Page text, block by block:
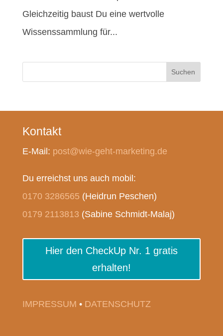
Gleichzeitig baust Du eine wertvolle
Wissenssammlung für...
Suchen
Kontakt
E-Mail: post@wie-geht-marketing.de
Du erreichst uns auch mobil:
0170 3286565 (Heidrun Peschen)
0179 2113813 (Sabine Schmidt-Malaj)
Hier den CheckUp Nr. 1 gratis
erhalten!
IMPRESSUM • DATENSCHUTZ